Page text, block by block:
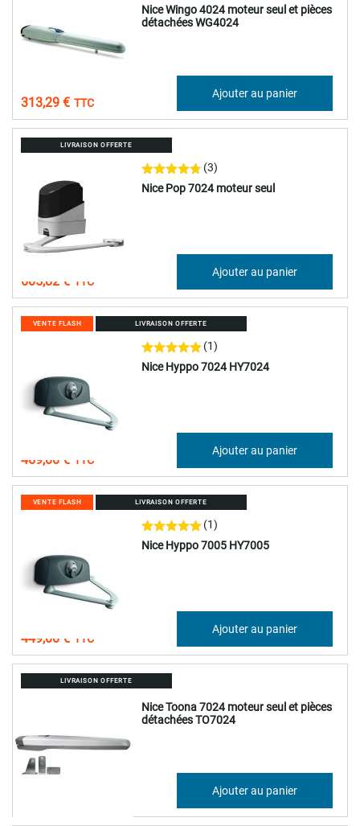
Nice Wingo 4024 moteur seul et pièces
détachées WG4024
313,29 €
Ajouter au panier
LIVRAISON OFFERTE
Nice Pop 7024 moteur seul
(3)
605,82 €
Ajouter au panier
VENTE FLASH LIVRAISON OFFERTE
Nice Hyppo 7024 HY7024
(1)
469,00 €
Ajouter au panier
VENTE FLASH LIVRAISON OFFERTE
Nice Hyppo 7005 HY7005
(1)
449,00 €
Ajouter au panier
LIVRAISON OFFERTE
Nice Toona 7024 moteur seul et pièces
détachées TO7024
Ajouter au panier